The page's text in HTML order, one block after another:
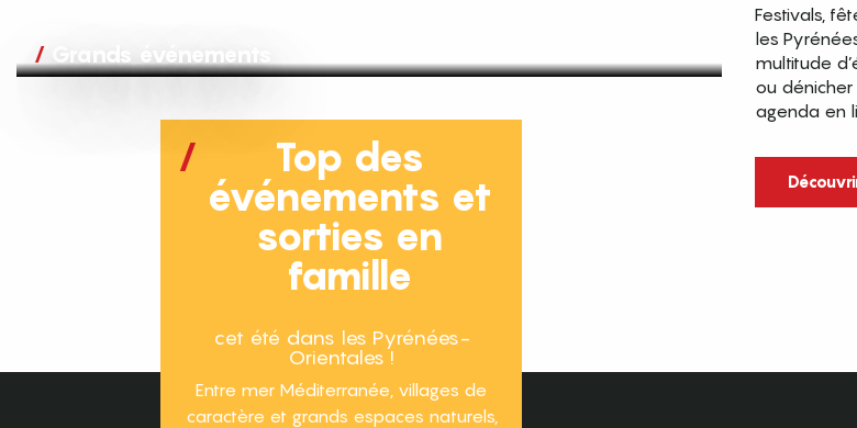
Grands événements
Festivals,
les
multitude
ou
agenda en
Top des
événements et
sorties en
famille
cet été dans les Pyrénées-
Orientales !
Entre mer Méditerranée, villages de
caractère et grands espaces naturels,